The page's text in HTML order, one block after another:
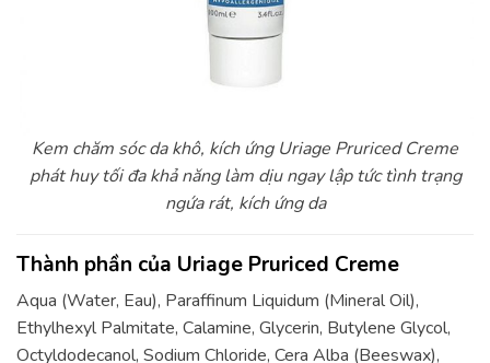
Kem chăm sóc da khô, kích ứng Uriage Pruriced Creme
phát huy tối đa khả năng làm dịu ngay lập tức tình trạng
ngứa rát, kích ứng da
Thành phần của Uriage Pruriced Creme
Aqua (Water, Eau), Paraffinum Liquidum (Mineral Oil),
Ethylhexyl Palmitate, Calamine, Glycerin, Butylene Glycol,
Octyldodecanol, Sodium Chloride, Cera Alba (Beeswax),